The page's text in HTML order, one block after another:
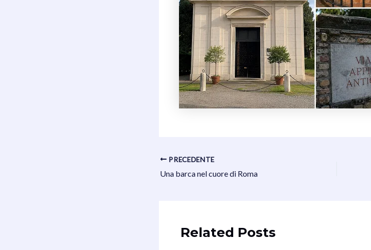
Navigazione
articoli
PRECEDENTE
Una barca nel cuore di Roma
Related Posts